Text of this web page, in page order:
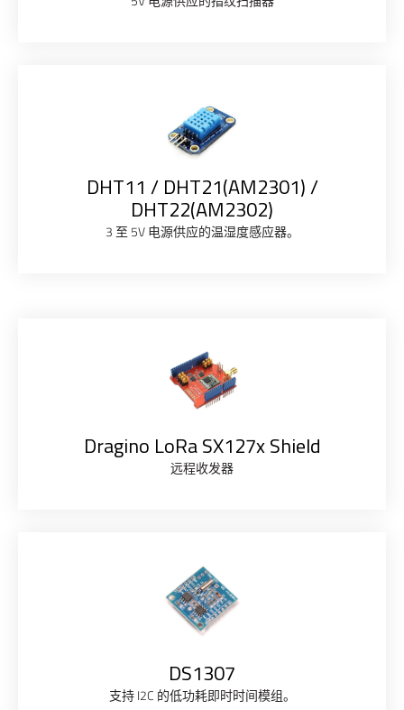
DHT11 / DHT21(AM2301) /
DHT22(AM2302)
3 至 5V 电源供应的温湿度感应器。
Dragino LoRa SX127x Shield
远程收发器
DS1307
支持 I2C 的低功耗即时时间模组。